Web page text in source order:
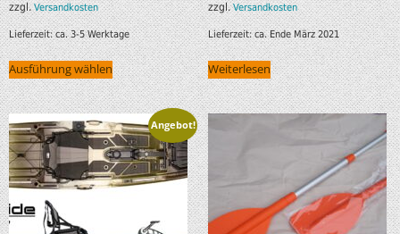
zzgl.Versandkosten
Lieferzeit:ca. 3-5 Werktage
Ausführung wählen
zzgl.Versandkosten
Lieferzeit:ca. Ende März 2021
Weiterlesen
Angebot!